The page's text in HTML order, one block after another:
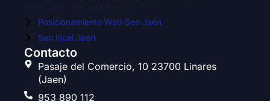
Posicionamiento Web Seo Jaén
Seo local Jaén
Contacto
Pasaje del Comercio, 10 23700 Linares
(Jaen)
953 890 112